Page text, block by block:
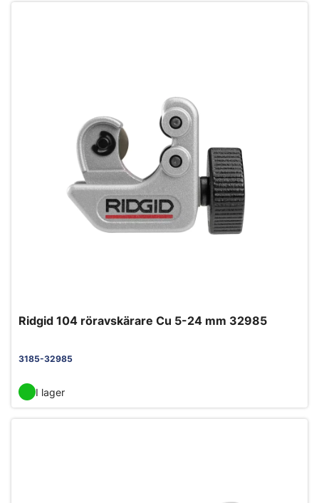
Ridgid 104 röravskärare Cu 5-24 mm 32985
3185-32985
I lager